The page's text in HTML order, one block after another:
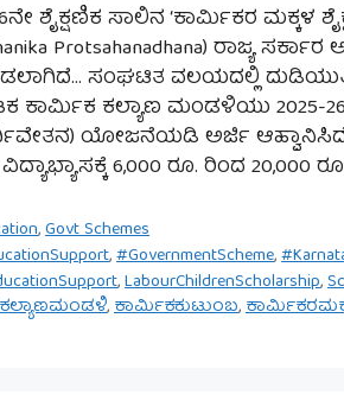
ಶೈಕ್ಷಣಿಕ ಸಾಲಿನ ‘ಕಾರ್ಮಿಕರ ಮಕ್ಕಳ
Protsahanadhana) ರಾಜ್ಯ
ಸಂಘಟಿತ ವಲಯದಲ್ಲಿ
ಕಾರ್ಮಿಕ ಕಲ್ಯಾಣ ಮಂಡಳಿಯು 2025-
ಯೋಜನೆಯಡಿ ಅರ್ಜಿ
6,000 ರೂ. ರಿಂದ 20,000
,Govt Schemes
,#GovernmentScheme,
,LabourChildrenScholarship,
,ಕಾರ್ಮಿಕಕುಟುಂಬ,